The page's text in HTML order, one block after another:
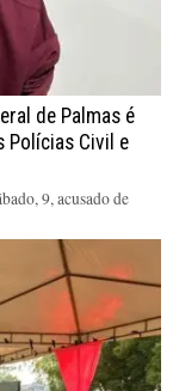
de Palmas é
Polícias Civil e
9, acusado de